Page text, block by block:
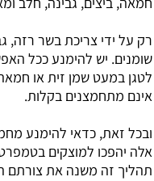
רק על ידי צריכת בשר רזה,
שומנים. יש להימנע ככל
לטגן במעט שמן זית או
אינם מתחמצנים בקלות.
ובכל זאת, כדאי להימנע
אלה יהפכו למוצקים
תהליך זה משנה את צורתם